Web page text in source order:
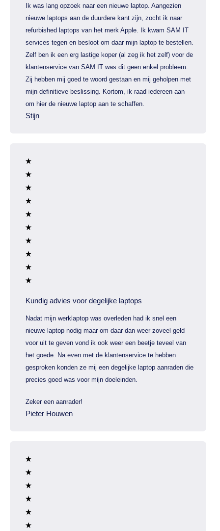
Ik was lang opzoek naar een nieuwe laptop. Aangezien
nieuwe laptops aan de duurdere kant zijn, zocht ik naar
refurbished laptops van het merk Apple. Ik kwam SAM IT
services tegen en besloot om daar mijn laptop te bestellen.
Zelf ben ik een erg lastige koper (al zeg ik het zelf) voor de
klantenservice van SAM IT was dit geen enkel probleem.
Zij hebben mij goed te woord gestaan en mij geholpen met
mijn definitieve beslissing. Kortom, ik raad iedereen aan
om hier de nieuwe laptop aan te schaffen.
Stijn
Kundig advies voor degelijke laptops
Nadat mijn werklaptop was overleden had ik snel een
nieuwe laptop nodig maar om daar dan weer zoveel geld
voor uit te geven vond ik ook weer een beetje teveel van
het goede. Na even met de klantenservice te hebben
gesproken konden ze mij een degelijke laptop aanraden die
precies goed was voor mijn doeleinden.
Zeker een aanrader!
Pieter Houwen